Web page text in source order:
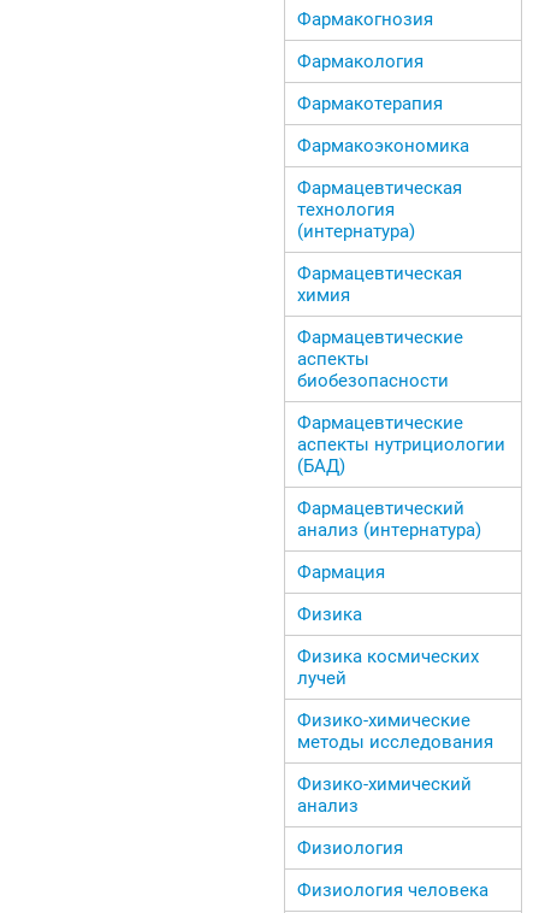
Фармакогнозия
Фармакология
Фармакотерапия
Фармакоэкономика
Фармацевтическая
технология
(интернатура)
Фармацевтическая
химия
Фармацевтические
аспекты
биобезопасности
Фармацевтические
аспекты нутрициологии
(БАД)
Фармацевтический
анализ (интернатура)
Фармация
Физика
Физика космических
лучей
Физико-химические
методы исследования
Физико-химический
анализ
Физиология
Физиология человека